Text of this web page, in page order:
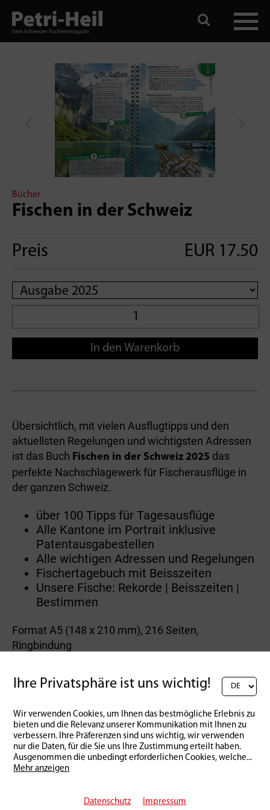
Bücher
Fischen in der Schweiz
Preis EUR 17.50
In den Warenkorb
Übersichtlich­, mit vielen Ausflugtipps und den
aktuellsten Regelungen­ und wichtigsten Adressen
ist das Buch Fischen in der Schweiz 2025 das
perfekte Nachschlagewerk für Fischerausflüge in
der ganzen­ Schweiz.
über 100 Tipps für Tagesausflüge
Alle Kantone im Portrait inklusive
Patentausgabestellen
Alle wichtigen Adressen und Regelungen
Fischertagebuch mit Beisszeiten
Unsere Fische: Rekorde | Beisszeiten |
Bestimmen
Format A5 (148 x 210 mm), 216 Seiten,
Ringbindung
Ihre Privatsphäre ist uns wichtig!
Wir verwenden Cookies, um Ihnen das bestmögliche Erlebnis zu
bieten und die Relevanz unserer Kommunikation mit Ihnen zu
verbessern. Ihre Präferenzen sind uns wichtig, wir verwenden
nur die Daten, für die Sie uns Ihre Zustimmung erteilt haben.
Ausgenommen die unbedingt erforderlichen Cookies, welche...
Mehr anzeigen
Datenschutz Impressum